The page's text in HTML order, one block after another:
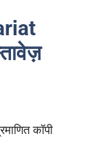
कॉपी